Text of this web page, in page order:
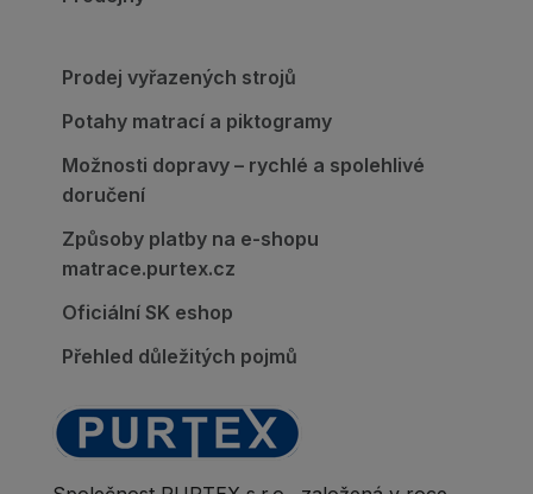
Prodej vyřazených strojů
Potahy matrací a piktogramy
Možnosti dopravy – rychlé a spolehlivé
doručení
Způsoby platby na e-shopu
matrace.purtex.cz
Oficiální SK eshop
Přehled důležitých pojmů